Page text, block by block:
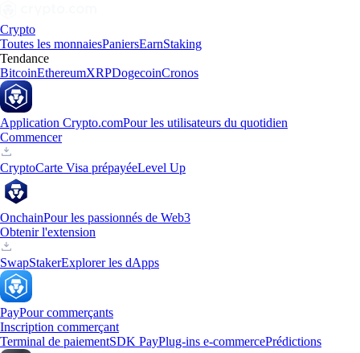
Crypto
Toutes les monnaiesPaniersEarnStaking
Tendance
BitcoinEthereumXRPDogecoinCronos
Application Crypto.comPour les utilisateurs du quotidien
Commencer
CryptoCarte Visa prépayéeLevel Up
OnchainPour les passionnés de Web3
Obtenir l'extension
SwapStakerExplorer les dApps
PayPour commerçants
Inscription commerçant
Terminal de paiementSDK PayPlug-ins e-commercePrédictions